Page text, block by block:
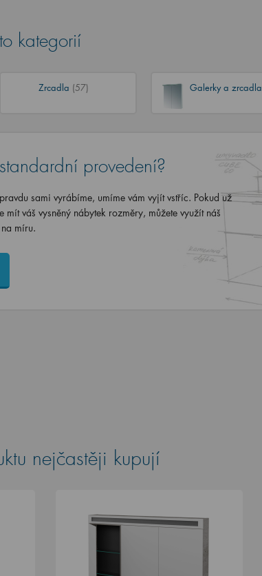
kategorií
Zrcadla (57) Galerky a zrcadla
provedení?
sami vyrábíme, umíme vám vyjít vstříc. Pokud už
mít váš vysněný nábytek rozměry, můžete využít náš
míru.
nejčastěji kupují